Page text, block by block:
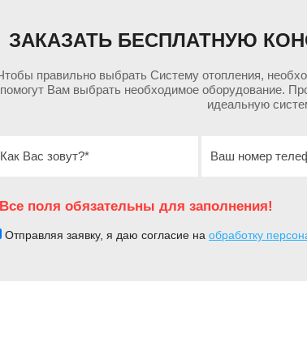
ширина 167 мм
ширина 57 мм
входят:
из нержавеющей стали (4 шт.),
с переходной муфтой G ½
ЗАКАЗАТЬ БЕСПЛАТНУЮ
правильно выбрать Систему отопления,
помогут Вам выбрать необходимое оборудование.
идеальную
Все поля обязательны для заполнения!
Отправляя заявку, я даю согласие на обработку